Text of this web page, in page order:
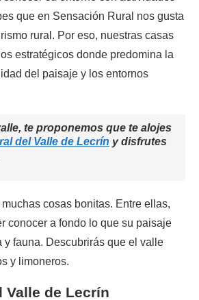
que en Sensación Rural nos gusta
rural. Por eso, nuestras casas
estratégicos donde predomina la
del paisaje y los entornos
te proponemos que te alojes
del Valle de Lecrín y disfrutes
cosas bonitas. Entre ellas,
conocer a fondo lo que su paisaje
y fauna. Descubrirás que el valle
y limoneros.
Valle de Lecrín